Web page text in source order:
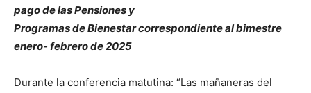
pago de las Pensiones y
Programas de Bienestar correspondiente al bimestre
enero- febrero de 2025
Durante la conferencia matutina: “Las mañaneras del